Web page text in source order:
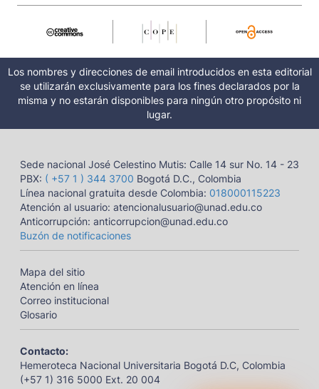
Los nombres y direcciones de email introducidos en esta editorial
se utilizarán exclusivamente para los fines declarados por la
misma y no estarán disponibles para ningún otro propósito ni
lugar.
Sede nacional José Celestino Mutis: Calle 14 sur No. 14 - 23
PBX: ( +57 1 ) 344 3700 Bogotá D.C., Colombia
Línea nacional gratuita desde Colombia: 018000115223
Atención al usuario: atencionalusuario@unad.edu.co
Anticorrupción: anticorrupcion@unad.edu.co
Buzón de notificaciones
Mapa del sitio
Atención en línea
Correo institucional
Glosario
Contacto:
Hemeroteca Nacional Universitaria Bogotá D.C, Colombia
(+57 1) 316 5000 Ext. 20 004